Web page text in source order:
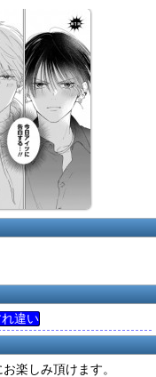
違い
楽しみ頂けます。